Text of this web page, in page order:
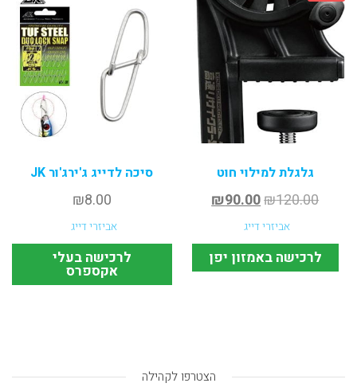
גלגלת למילוי חוט
₪120.00
₪90.00
אביזרי דייג
לרכישה באמזון יפן
סיכה לדייג ג'ירג'ור JK
₪8.00
אביזרי דייג
לרכישה בעלי
אקספרס
הצטרפו לקהילה